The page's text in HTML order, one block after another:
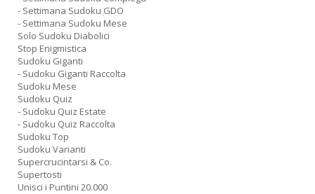
- Settimana Sudoku GDO
- Settimana Sudoku Mese
Solo Sudoku Diabolici
Stop Enigmistica
Sudoku Giganti
- Sudoku Giganti Raccolta
Sudoku Mese
Sudoku Quiz
- Sudoku Quiz Estate
- Sudoku Quiz Raccolta
Sudoku Top
Sudoku Varianti
Supercrucintarsi & Co.
Supertosti
Unisci i Puntini 20.000